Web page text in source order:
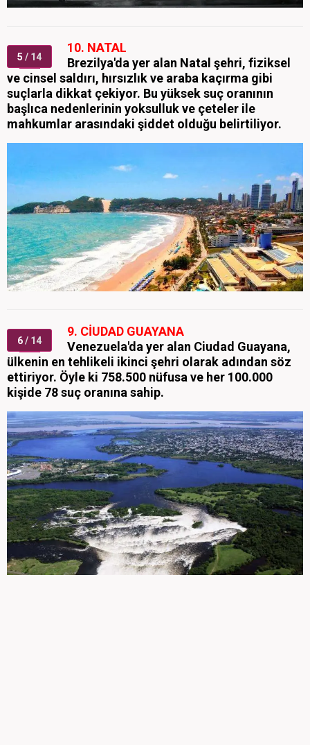
5 / 14
10. NATAL
Brezilya'da yer alan Natal şehri, fiziksel
ve cinsel saldırı, hırsızlık ve araba kaçırma gibi
suçlarla dikkat çekiyor. Bu yüksek suç oranının
başlıca nedenlerinin yoksulluk ve çeteler ile
mahkumlar arasındaki şiddet olduğu belirtiliyor.
6/ 14
9. CİUDAD GUAYANA
Venezuela'da yer alan Ciudad Guayana,
ülkenin en tehlikeli ikinci şehri olarak adından söz
ettiriyor. Öyle ki 758.500 nüfusa ve her 100.000
kişide 78 suç oranına sahip.